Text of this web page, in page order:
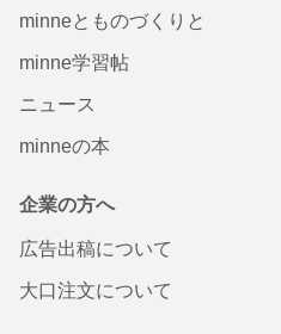
minneとものづくりと
minne学習帖
ニュース
minneの本
企業の方へ
広告出稿について
大口注文について